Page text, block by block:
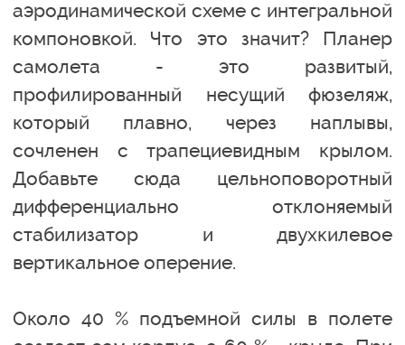
аэродинамической схеме с интегральной
компоновкой. Что это значит? Планер
самолета - это развитый,
профилированный несущий фюзеляж,
который плавно, через наплывы,
сочленен с трапециевидным крылом.
Добавьте сюда цельноповоротный
дифференциально отклоняемый
стабилизатор и двухкилевое
вертикальное оперение.
Около 40 % подъемной силы в полете